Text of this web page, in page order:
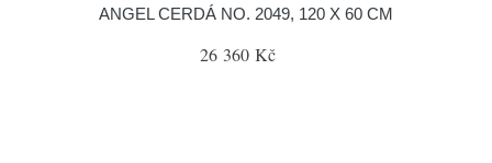
ANGEL CERDÁ NO. 2049, 120 X 60 CM
26 360 Kč